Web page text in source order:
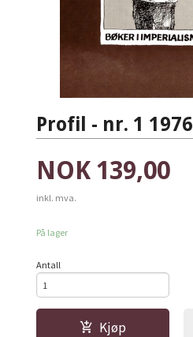
Profil - nr. 1 1976
Pris
NOK 139,00
inkl. mva.
På lager
Antall
Kjøp